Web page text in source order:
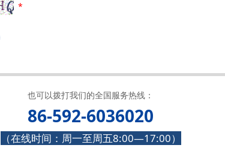
*
也可以拨打我们的全国服务热线：
86-592-6036020
（在线时间：周一至周五8:00—17:00）